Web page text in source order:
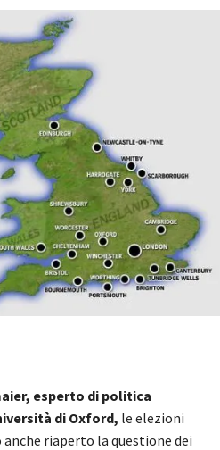
esperto di politica
di Oxford, le elezioni
riaperto la questione dei